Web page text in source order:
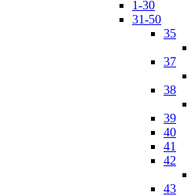
1-30
31-50
35
37
38
39
40
41
42
43